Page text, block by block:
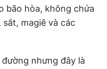
bão hòa, không chứa
magiê và các
nhưng đây là